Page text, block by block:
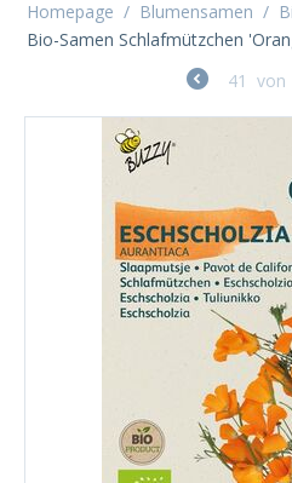
Homepage / Blumensamen /
Bio-Samen Schlafmützchen
41 von